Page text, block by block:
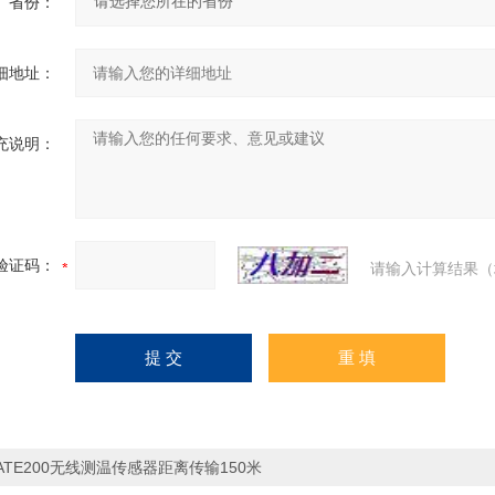
地址：
说明：
证码： 请输入计算结果
无线测温传感器距离传输150米